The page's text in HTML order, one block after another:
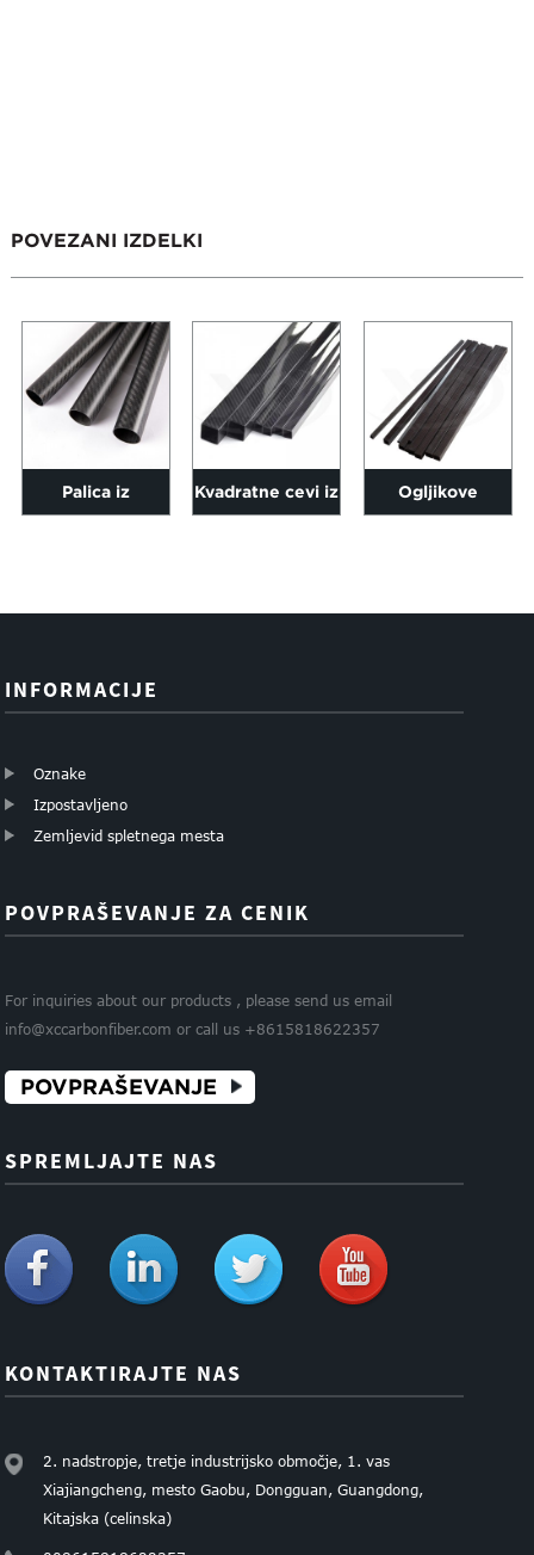
POVEZANI IZDELKI
Palica iz Kvadratne cevi iz Ogljikove
INFORMACIJE
Oznake
Izpostavljeno
Zemljevid spletnega mesta
POVPRAŠEVANJE ZA CENIK
For inquiries about our products , please send us email
info@xccarbonfiber.com or call us +8615818622357
POVPRAŠEVANJE
SPREMLJAJTE NAS
KONTAKTIRAJTE NAS
2. nadstropje, tretje industrijsko območje, 1. vas
Xiajiangcheng, mesto Gaobu, Dongguan, Guangdong,
Kitajska (celinska)